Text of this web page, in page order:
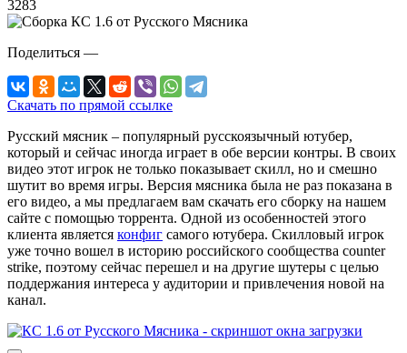
3283
Поделиться —
Скачать по прямой ссылке
Русский мясник – популярный русскоязычный ютубер,
который и сейчас иногда играет в обе версии контры. В своих
видео этот игрок не только показывает скилл, но и смешно
шутит во время игры. Версия мясника была не раз показана в
его видео, а мы предлагаем вам скачать его сборку на нашем
сайте с помощью торрента. Одной из особенностей этого
клиента является конфиг самого ютубера. Скилловый игрок
уже точно вошел в историю российского сообщества counter
strike, поэтому сейчас перешел и на другие шутеры с целью
поддержания интереса у аудитории и привлечения новой на
канал.